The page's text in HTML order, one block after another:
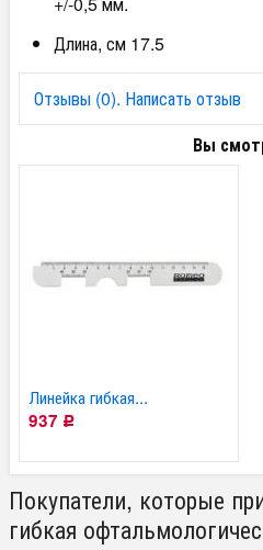
Длина, см 17.5
Отзывы (0). Написать отзыв
Вы
Линейка гибкая...
937 Р
Покупатели, которые
гибкая